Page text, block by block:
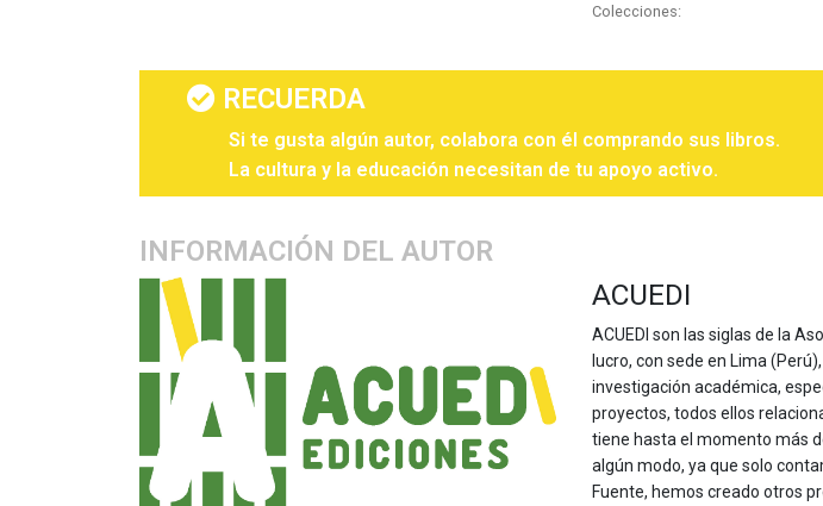
Colecciones:
RECUERDA
Si te gusta algún autor, colabora con él comprando sus libros.
La cultura y la educación necesitan de tu apoyo activo.
INFORMACIÓN DEL AUTOR
ACUEDI
ACUEDI son las siglas de la
lucro, con sede en Lima
investigación académica,
proyectos, todos ellos
tiene hasta el momento más
algún modo, ya que solo
Fuente, hemos creado otros